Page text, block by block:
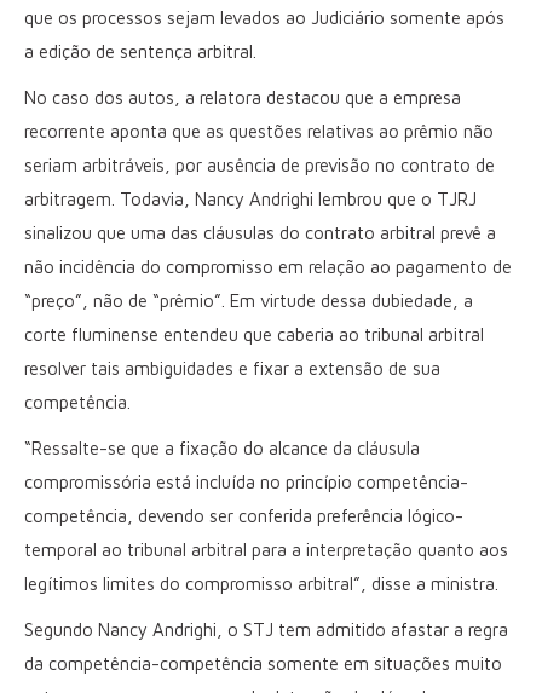
que os processos sejam levados ao Judiciário somente após
a edição de sentença arbitral.
No caso dos autos, a relatora destacou que a empresa
recorrente aponta que as questões relativas ao prêmio não
seriam arbitráveis, por ausência de previsão no contrato de
arbitragem. Todavia, Nancy Andrighi lembrou que o TJRJ
sinalizou que uma das cláusulas do contrato arbitral prevê a
não incidência do compromisso em relação ao pagamento de
“preço”, não de “prêmio”. Em virtude dessa dubiedade, a
corte fluminense entendeu que caberia ao tribunal arbitral
resolver tais ambiguidades e fixar a extensão de sua
competência.
“Ressalte-se que a fixação do alcance da cláusula
compromissória está incluída no princípio competência-
competência, devendo ser conferida preferência lógico-
temporal ao tribunal arbitral para a interpretação quanto aos
legítimos limites do compromisso arbitral”, disse a ministra.
Segundo Nancy Andrighi, o STJ tem admitido afastar a regra
da competência-competência somente em situações muito